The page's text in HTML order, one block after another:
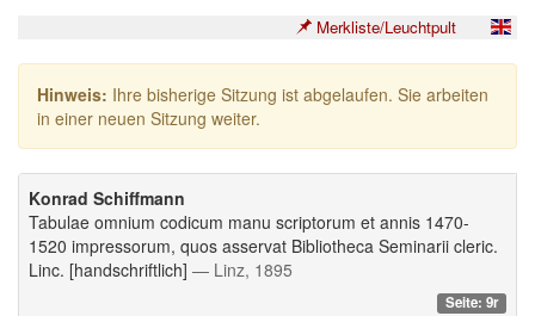
Merkliste/Leuchtpult
Hinweis: Ihre bisherige Sitzung ist abgelaufen. Sie arbeiten
in einer neuen Sitzung weiter.
Konrad Schiffmann
Tabulae omnium codicum manu scriptorum et annis 1470-
1520 impressorum, quos asservat Bibliotheca Seminarii cleric.
Linc. [handschriftlich] — Linz, 1895
Seite: 9r